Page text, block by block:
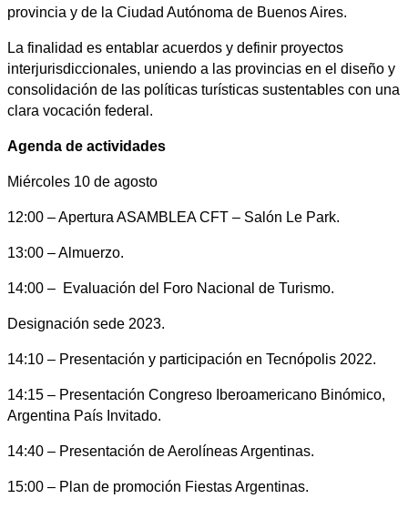
provincia y de la Ciudad Autónoma de Buenos Aires.
La finalidad es entablar acuerdos y definir proyectos
interjurisdiccionales, uniendo a las provincias en el diseño y
consolidación de las políticas turísticas sustentables con una
clara vocación federal.
Agenda de actividades
Miércoles 10 de agosto
12:00 – Apertura ASAMBLEA CFT – Salón Le Park.
13:00 – Almuerzo.
14:00 – Evaluación del Foro Nacional de Turismo.
Designación sede 2023.
14:10 – Presentación y participación en Tecnópolis 2022.
14:15 – Presentación Congreso Iberoamericano Binómico,
Argentina País Invitado.
14:40 – Presentación de Aerolíneas Argentinas.
15:00 – Plan de promoción Fiestas Argentinas.